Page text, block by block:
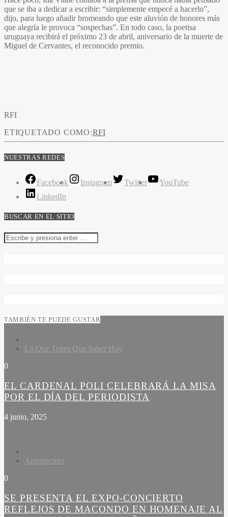
que se iba a dedicar a escribir: “simplemente empecé a hacerlo”,
dijo, para luego añadir bromeando que este aluvión de honores más
que alegría le provoca “sospechas”. En todo caso, la poetisa
uruguaya recibirá el próximo 23 de abril, aniversario de la muerte de
Miguel de Cervantes, el reconocido premio.
RFI
ETIQUETADO COMO:RFI
NUESTRAS REDES
Facebook Instagram Twitter
YouTube
LinkedIn
BUSCAR EN EL SITIO
TAMBIÉN TE PUEDE GUSTAR
Lo Que Tenes Que Saber Hoy
0
EL CARDENAL POLI CELEBRARÁ LA MISA
POR EL DÍA DEL PERIODISTA
4 junio, 2025
Arquitectura
0
SE PRESENTA EL EXPO-CONCIERTO
REFLEJOS DE MACONDO EN HOMENAJE AL